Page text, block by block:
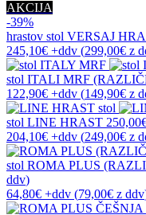
AKCIJA
-39%
hrastov stol VERSAJ
245,10€ +ddv (299,00€ z
stol ITALI MRF
122,90€ +ddv (149,90€ z
stol LINE HRAST
204,10€ +ddv (249,00€ z
stol ROMA PLUS
ddv)
64,80€ +ddv (79,00€ z ddv